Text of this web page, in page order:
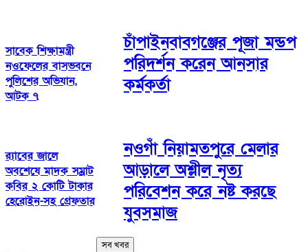
সাবেক শিক্ষামন্ত্রী
নওফেলের বাসভবনে
পুলিশের অভিযান,
আটক ৭
র‍্যাবের জালে
অবশেষে মাদক সম্রাট
কবির ২ কোটি টাকার
হেরোইন-সহ গ্রেফতার
চাঁপাইনবাবগঞ্জের পূজা মন্ডপ
পরিদর্শন করেন আনসার
কর্মকর্তা
নওগাঁ নিয়ামতপুরে মেলার
আড়ালে অশ্লীল নৃত্য
পরিবেশন করে নষ্ট করছে
যুবসমাজ
সব খবর